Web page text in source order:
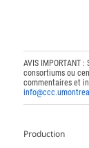
AVIS
consortiums ou
commentaires et
Production